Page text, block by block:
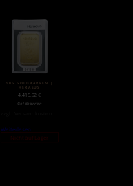
50G GOLDBARREN |
HERAEUS
4.415,92€
Goldbarren
Weiterlesen
Nicht auf Lager